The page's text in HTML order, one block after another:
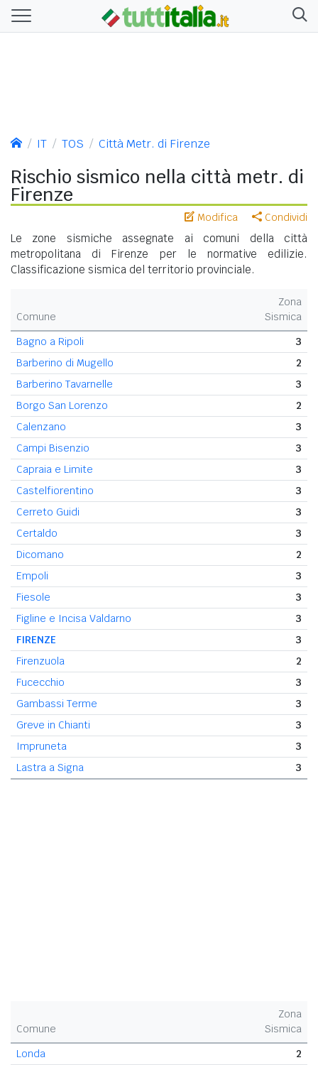
IT TOS Città Metr. di Firenze
Rischio sismico nella città metr. di
Firenze
Modifica Condividi
Le zone sismiche assegnate ai comuni della città
metropolitana di Firenze per le normative edilizie.
Classificazione sismica del territorio provinciale.
Comune
Zona
Sismica
Bagno a Ripoli
3
Barberino di Mugello
2
Barberino Tavarnelle
3
Borgo San Lorenzo
2
Calenzano
3
Campi Bisenzio
3
Capraia e Limite
3
Castelfiorentino
3
Cerreto Guidi
3
Certaldo
3
Dicomano
2
Empoli
3
Fiesole
3
Figline e Incisa Valdarno
3
FIRENZE
3
Firenzuola
2
Fucecchio
3
Gambassi Terme
3
Greve in Chianti
3
Impruneta
3
Lastra a Signa
3
Comune
Zona
Sismica
Londa
2